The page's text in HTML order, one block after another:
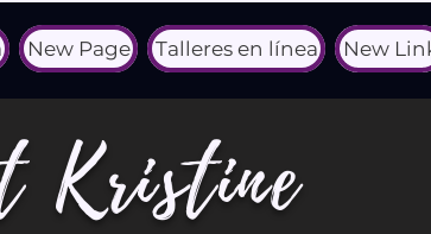
New Page Talleres en línea New
Kristine